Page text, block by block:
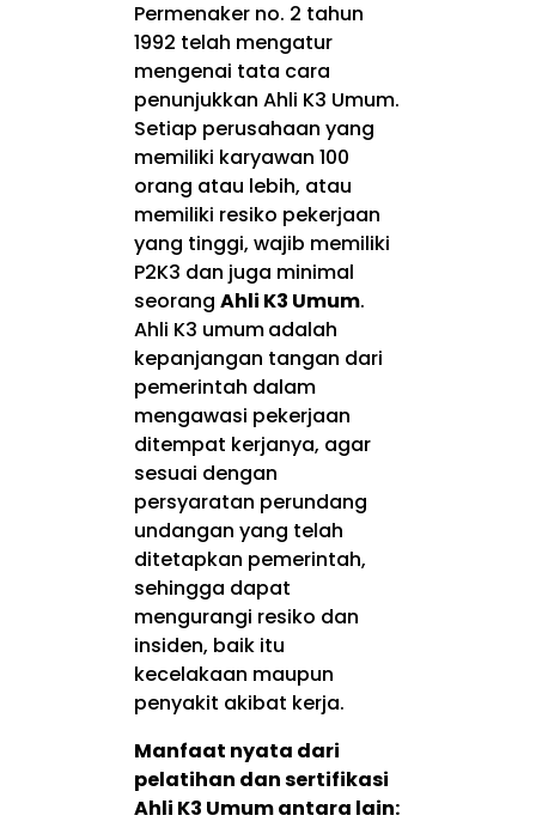
Permenaker no. 2 tahun
1992 telah mengatur
mengenai tata cara
penunjukkan Ahli K3 Umum.
Setiap perusahaan yang
memiliki karyawan 100
orang atau lebih, atau
memiliki resiko pekerjaan
yang tinggi, wajib memiliki
P2K3 dan juga minimal
seorang Ahli K3 Umum.
Ahli K3 umumadalah
kepanjangan tangan dari
pemerintah dalam
mengawasi pekerjaan
ditempat kerjanya, agar
sesuai dengan
persyaratan perundang
undangan yang telah
ditetapkan pemerintah,
sehingga dapat
mengurangi resiko dan
insiden, baik itu
kecelakaan maupun
penyakit akibat kerja.
Manfaat nyata dari
pelatihan dan sertifikasi
Ahli K3 Umum antara lain: